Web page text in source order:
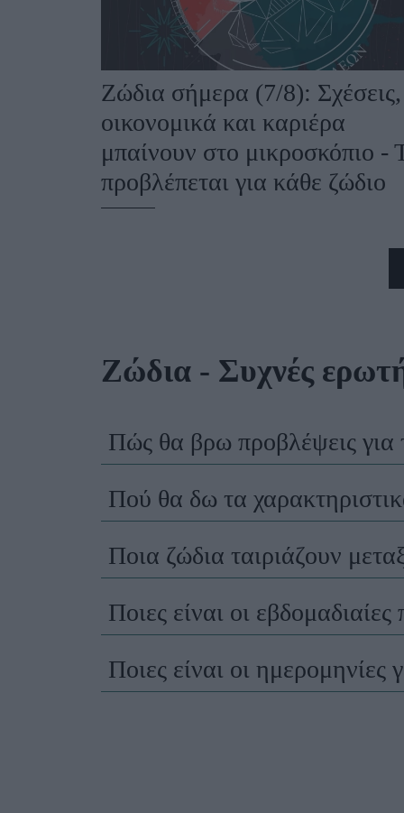
Ζώδια σήμερα (7/8): Σχέσεις,
οικονομικά και καριέρα
μπαίνουν στο μικροσκόπιο -
προβλέπεται για κάθε ζώδιο
Ζώδια - Συχνές
Πώς θα βρω προβλέψεις για
Πού θα δω τα
Ποια ζώδια ταιριάζουν
Ποιες είναι οι
Ποιες είναι οι ημερομηνίες